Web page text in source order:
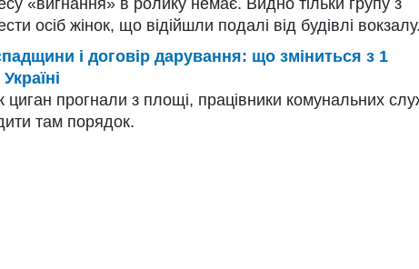
осіб жінок, що відійшли подалі від будівлі вокзалу.
і договір дарування: що зміниться з 1
циган прогнали з площі, працівники комунальних
там порядок.